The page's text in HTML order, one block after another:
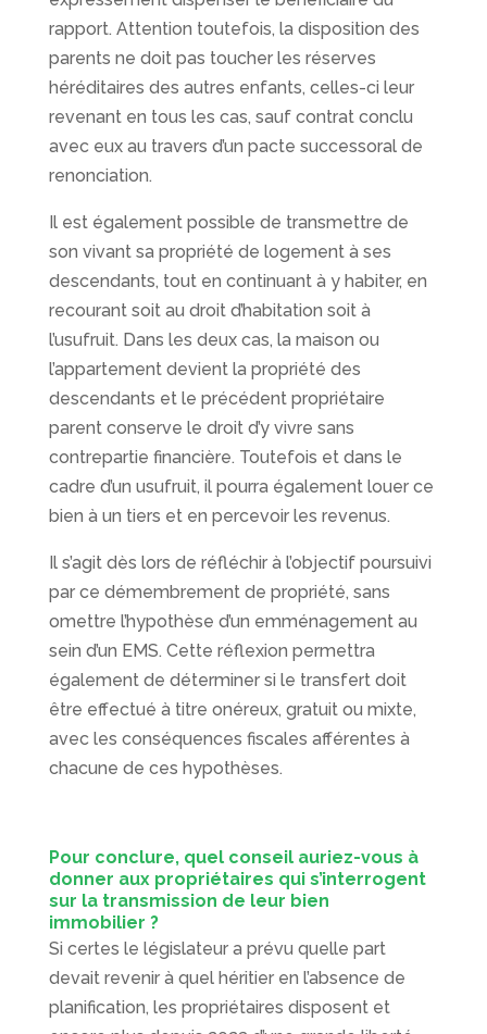
rapport. Attention toutefois, la disposition des
parents ne doit pas toucher les réserves
héréditaires des autres enfants, celles-ci leur
revenant en tous les cas, sauf contrat conclu
avec eux au travers d’un pacte successoral de
renonciation.
Il est également possible de transmettre de
son vivant sa propriété de logement à ses
descendants, tout en continuant à y habiter, en
recourant soit au droit d’habitation soit à
l’usufruit. Dans les deux cas, la maison ou
l’appartement devient la propriété des
descendants et le précédent propriétaire
parent conserve le droit d’y vivre sans
contrepartie financière. Toutefois et dans le
cadre d’un usufruit, il pourra également louer ce
bien à un tiers et en percevoir les revenus.
Il s’agit dès lors de réfléchir à l’objectif poursuivi
par ce démembrement de propriété, sans
omettre l’hypothèse d’un emménagement au
sein d’un EMS. Cette réflexion permettra
également de déterminer si le transfert doit
être effectué à titre onéreux, gratuit ou mixte,
avec les conséquences fiscales afférentes à
chacune de ces hypothèses.
Pour conclure, quel conseil auriez-vous à
donner aux propriétaires qui s’interrogent
sur la transmission de leur bien
immobilier ?
Si certes le législateur a prévu quelle part
devait revenir à quel héritier en l’absence de
planification, les propriétaires disposent et